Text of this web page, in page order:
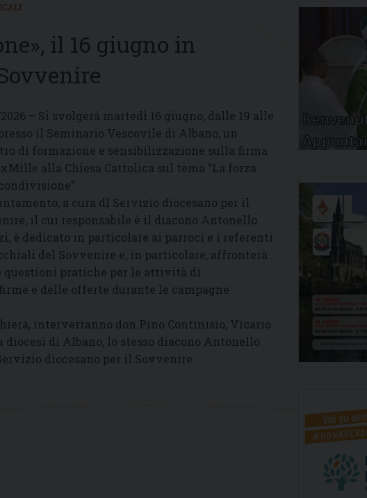
il 16 giugno in
– Si svolgerà martedì 16 giugno, dalle 19 alle
il Seminario Vescovile di Albano, un
di formazione e sensibilizzazione sulla firma
alla Chiesa Cattolica sul tema “La forza
a cura dl Servizio diocesano per il
il cui responsabile è il diacono Antonello
è dedicato in particolare ai parroci e i referenti
del Sovvenire e, in particolare, affronterà
questioni pratiche per le attività di
e delle offerte durante le campagne
interverranno don Pino Continisio, Vicario
di Albano, lo stesso diacono Antonello
diocesano per il Sovvenire.